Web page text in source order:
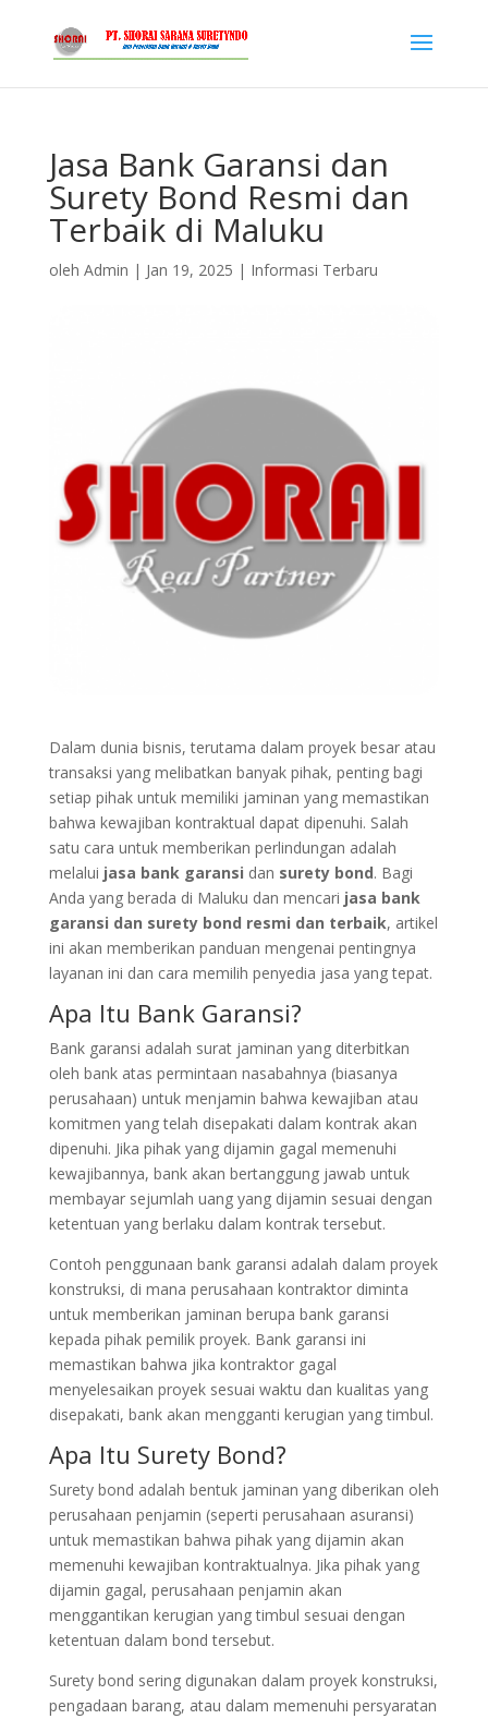
Jasa Bank Garansi dan
Surety Bond Resmi dan
Terbaik di Maluku
oleh Admin | Jan 19, 2025 | Informasi Terbaru
Dalam dunia bisnis, terutama dalam proyek besar atau
transaksi yang melibatkan banyak pihak, penting bagi
setiap pihak untuk memiliki jaminan yang memastikan
bahwa kewajiban kontraktual dapat dipenuhi. Salah
satu cara untuk memberikan perlindungan adalah
melalui jasa bank garansi dan surety bond. Bagi
Anda yang berada di Maluku dan mencari jasa bank
garansi dan surety bond resmi dan terbaik, artikel
ini akan memberikan panduan mengenai pentingnya
layanan ini dan cara memilih penyedia jasa yang tepat.
Apa Itu Bank Garansi?
Bank garansi adalah surat jaminan yang diterbitkan
oleh bank atas permintaan nasabahnya (biasanya
perusahaan) untuk menjamin bahwa kewajiban atau
komitmen yang telah disepakati dalam kontrak akan
dipenuhi. Jika pihak yang dijamin gagal memenuhi
kewajibannya, bank akan bertanggung jawab untuk
membayar sejumlah uang yang dijamin sesuai dengan
ketentuan yang berlaku dalam kontrak tersebut.
Contoh penggunaan bank garansi adalah dalam proyek
konstruksi, di mana perusahaan kontraktor diminta
untuk memberikan jaminan berupa bank garansi
kepada pihak pemilik proyek. Bank garansi ini
memastikan bahwa jika kontraktor gagal
menyelesaikan proyek sesuai waktu dan kualitas yang
disepakati, bank akan mengganti kerugian yang timbul.
Apa Itu Surety Bond?
Surety bond adalah bentuk jaminan yang diberikan oleh
perusahaan penjamin (seperti perusahaan asuransi)
untuk memastikan bahwa pihak yang dijamin akan
memenuhi kewajiban kontraktualnya. Jika pihak yang
dijamin gagal, perusahaan penjamin akan
menggantikan kerugian yang timbul sesuai dengan
ketentuan dalam bond tersebut.
Surety bond sering digunakan dalam proyek konstruksi,
pengadaan barang, atau dalam memenuhi persyaratan